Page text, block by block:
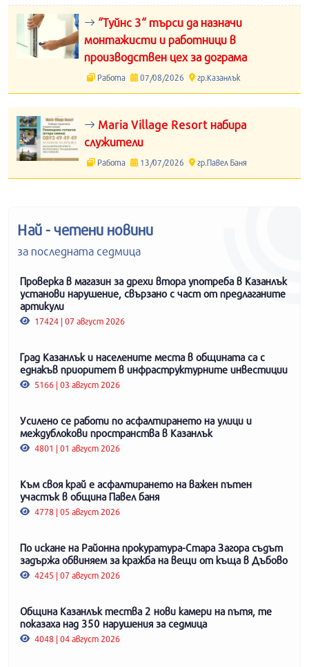
“Туйнс 3“ търси да назначи
монтажисти и работници в
производствен цех за дограма
Работа 07/08/2026 гр.Казанлък
Maria Village Resort набира
служители
Работа 13/07/2026 гр.Павел Баня
Най - четени новини
за последната седмица
Проверка в магазин за дрехи втора употреба в Казанлък
установи нарушение, свързано с част от предлаганите
артикули
17424 | 07 август 2026
Град Казанлък и населените места в общината са с
еднакъв приоритет в инфраструктурните инвестиции
5166 | 03 август 2026
Усилено се работи по асфалтирането на улици и
междублокови пространства в Казанлък
4801 | 01 август 2026
Към своя край е асфалтирането на важен пътен
участък в община Павел баня
4778 | 05 август 2026
По искане на Районна прокуратура-Стара Загора съдът
задържа обвиняем за кражба на вещи от къща в Дъбово
4245 | 07 август 2026
Община Казанлък тества 2 нови камери на пътя, те
показаха над 350 нарушения за седмица
4048 | 04 август 2026